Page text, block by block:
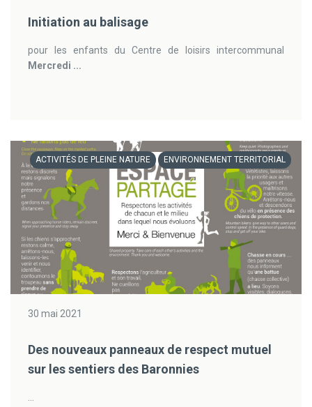
Initiation au balisage
pour les enfants du Centre de loisirs intercommunal
Mercredi ...
ACTIVITÉS DE PLEINE NATURE ENVIRONNEMENT TERRITORIAL
30 mai 2021
Des nouveaux panneaux de respect mutuel
sur les sentiers des Baronnies